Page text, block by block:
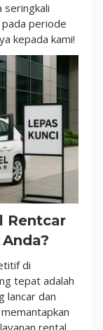
seringkali
periode
kepada kami!
Rentcar
di
tepat adalah
lancar dan
rental